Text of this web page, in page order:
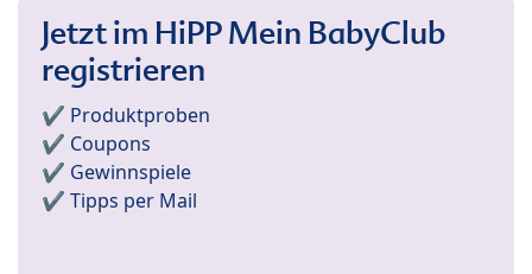
Jetzt im HiPP Mein BabyClub
registrieren
✔️ Produktproben
✔️ Coupons
✔️ Gewinnspiele
✔️ Tipps per Mail